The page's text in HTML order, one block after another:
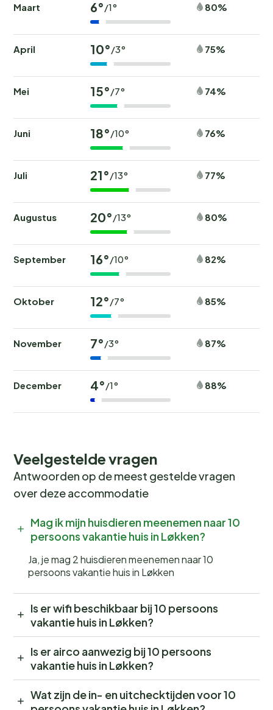
Maart 6°/1° 80%
April 10°/3° 75%
Mei 15°/7° 74%
Juni 18°/10° 76%
Juli 21°/13° 77%
Augustus 20°/13° 80%
September 16°/10° 82%
Oktober 12°/7° 85%
November 7°/3° 87%
December 4°/1° 88%
Veelgestelde vragen
Antwoorden op de meest gestelde vragen
over deze accommodatie
Mag ik mijn huisdieren meenemen naar 10
persoons vakantie huis in Løkken?
Ja, je mag 2 huisdieren meenemen naar 10
persoons vakantie huis in Løkken
Is er wifi beschikbaar bij 10 persoons
vakantie huis in Løkken?
Is er airco aanwezig bij 10 persoons
vakantie huis in Løkken?
Wat zijn de in- en uitchecktijden voor 10